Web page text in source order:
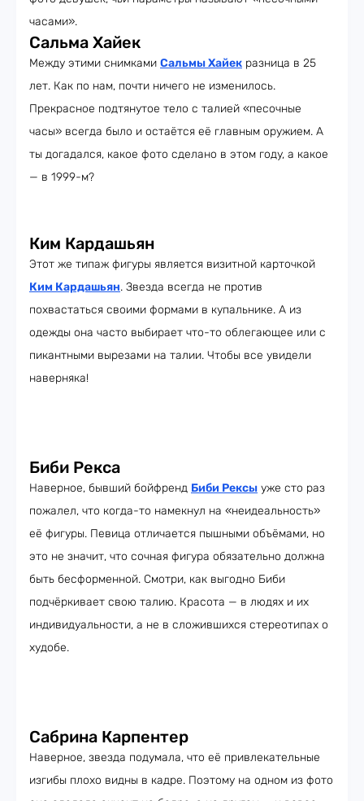
часами».
Сальма Хайек
Между этими снимками Сальмы Хайек разница в 25
лет. Как по нам, почти ничего не изменилось.
Прекрасное подтянутое тело с талией «песочные
часы» всегда было и остаётся её главным оружием. А
ты догадался, какое фото сделано в этом году, а какое
— в 1999-м?
Ким Кардашьян
Этот же типаж фигуры является визитной карточкой
Ким Кардашьян. Звезда всегда не против
похвастаться своими формами в купальнике. А из
одежды она часто выбирает что-то облегающее или с
пикантными вырезами на талии. Чтобы все увидели
наверняка!
Биби Рекса
Наверное, бывший бойфренд Биби Рексы уже сто раз
пожалел, что когда-то намекнул на «неидеальность»
её фигуры. Певица отличается пышными объёмами, но
это не значит, что сочная фигура обязательно должна
быть бесформенной. Смотри, как выгодно Биби
подчёркивает свою талию. Красота — в людях и их
индивидуальности, а не в сложившихся стереотипах о
худобе.
Сабрина Карпентер
Наверное, звезда подумала, что её привлекательные
изгибы плохо видны в кадре. Поэтому на одном из фото